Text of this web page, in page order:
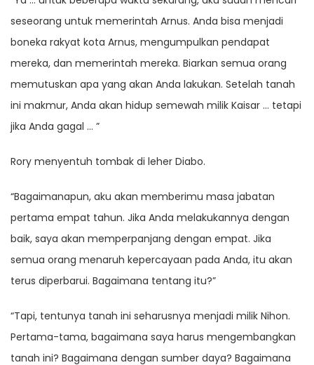
seseorang untuk memerintah Arnus. Anda bisa menjadi
boneka rakyat kota Arnus, mengumpulkan pendapat
mereka, dan memerintah mereka. Biarkan semua orang
memutuskan apa yang akan Anda lakukan. Setelah tanah
ini makmur, Anda akan hidup semewah milik Kaisar … tetapi
jika Anda gagal … ”
Rory menyentuh tombak di leher Diabo.
“Bagaimanapun, aku akan memberimu masa jabatan
pertama empat tahun. Jika Anda melakukannya dengan
baik, saya akan memperpanjang dengan empat. Jika
semua orang menaruh kepercayaan pada Anda, itu akan
terus diperbarui. Bagaimana tentang itu?”
“Tapi, tentunya tanah ini seharusnya menjadi milik Nihon.
Pertama-tama, bagaimana saya harus mengembangkan
tanah ini? Bagaimana dengan sumber daya? Bagaimana